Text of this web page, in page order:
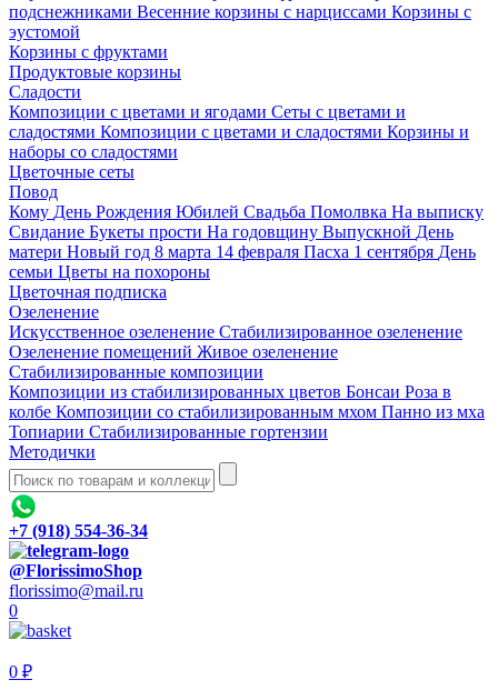
подснежниками Весенние корзины с нарциссами Корзины с
эустомой
Корзины с фруктами
Продуктовые корзины
Сладости
Композиции с цветами и ягодами Сеты с цветами и
сладостями Композиции с цветами и сладостями Корзины и
наборы со сладостями
Цветочные сеты
Повод
Кому День Рождения Юбилей Свадьба Помолвка На выписку
Свидание Букеты прости На годовщину Выпускной День
матери Новый год 8 марта 14 февраля Пасха 1 сентября День
семьи Цветы на похороны
Цветочная подписка
Озеленение
Искусственное озеленение Стабилизированное озеленение
Озеленение помещений Живое озеленение
Стабилизированные композиции
Композиции из стабилизированных цветов Бонсаи Роза в
колбе Композиции со стабилизированным мхом Панно из мха
Топиарии Стабилизированные гортензии
Методички
+7 (918) 554-36-34
@FlorissimoShop
florissimo@mail.ru
0
0 ₽